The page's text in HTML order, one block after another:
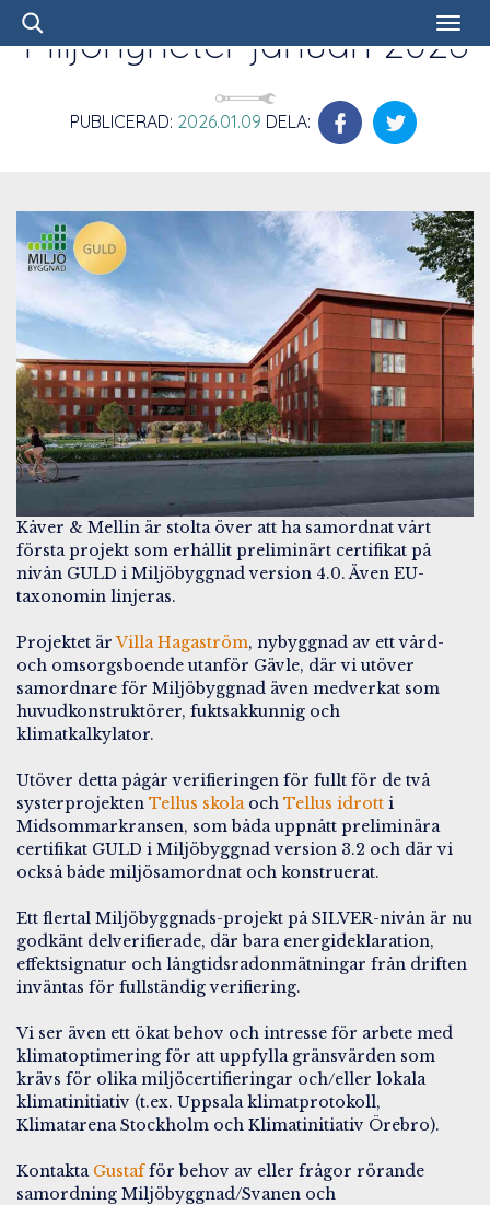
Miljönyheter januari 2026
PUBLICERAD: 2026.01.09 DELA:
Kåver & Mellin är stolta över att ha samordnat vårt
första projekt som erhållit preliminärt certifikat på
nivån GULD i Miljöbyggnad version 4.0. Även EU-
taxonomin linjeras.
Projektet ärVilla Hagaström, nybyggnad av ett vård-
och omsorgsboende utanför Gävle, där vi utöver
samordnare för Miljöbyggnad även medverkat som
huvudkonstruktörer, fuktsakkunnig och
klimatkalkylator.
Utöver detta pågår verifieringen för fullt för de två
systerprojekten Tellus skolaoch Tellus idrott i
Midsommarkransen, som båda uppnått preliminära
certifikat GULD i Miljöbyggnad version 3.2 och där vi
också både miljösamordnat och konstruerat.
Ett flertal Miljöbyggnads-projekt på SILVER-nivån är nu
godkänt delverifierade, där bara energideklaration,
effektsignatur och långtidsradonmätningar från driften
inväntas för fullständig verifiering.
Vi ser även ett ökat behov och intresse för arbete med
klimatoptimering för att uppfylla gränsvärden som
krävs för olika miljöcertifieringar och/eller lokala
klimatinitiativ (t.ex. Uppsala klimatprotokoll,
Klimatarena Stockholm och Klimatinitiativ Örebro).
Kontakta Gustafför behov av eller frågor rörande
samordning Miljöbyggnad/Svanen och